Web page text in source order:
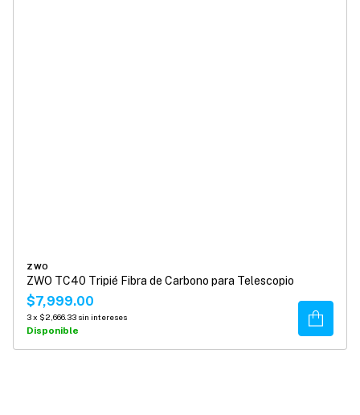
ZWO
ZWO TC40 Tripié Fibra de Carbono para Telescopio
$7,999.00
3x $2,666.33 sin intereses
Disponible
Comprar